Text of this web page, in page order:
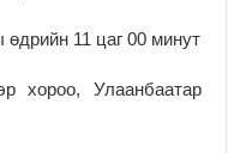
өдрийн 11 цаг 00 минут
хороо, Улаанбаатар